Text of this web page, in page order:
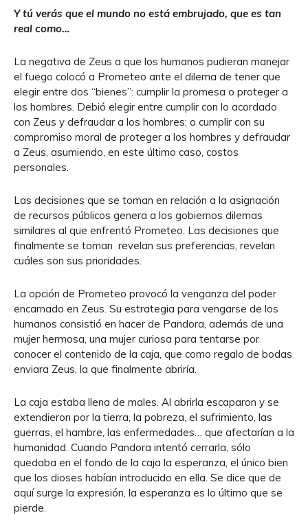
Y tú verás que el mundo no está embrujado, que es tan
real como…
La negativa de Zeus a que los humanos pudieran manejar
el fuego colocó a Prometeo ante el dilema de tener que
elegir entre dos “bienes”: cumplir la promesa o proteger a
los hombres. Debió elegir entre cumplir con lo acordado
con Zeus y defraudar a los hombres; o cumplir con su
compromiso moral de proteger a los hombres y defraudar
a Zeus, asumiendo, en este último caso, costos
personales.
Las decisiones que se toman en relación a la asignación
de recursos públicos genera a los gobiernos dilemas
similares al que enfrentó Prometeo. Las decisiones que
finalmente se toman revelan sus preferencias, revelan
cuáles son sus prioridades.
La opción de Prometeo provocó la venganza del poder
encarnado en Zeus. Su estrategia para vengarse de los
humanos consistió en hacer de Pandora, además de una
mujer hermosa, una mujer curiosa para tentarse por
conocer el contenido de la caja, que como regalo de bodas
enviara Zeus, la que finalmente abriría.
La caja estaba llena de males. Al abrirla escaparon y se
extendieron por la tierra, la pobreza, el sufrimiento, las
guerras, el hambre, las enfermedades… que afectarían a la
humanidad. Cuando Pandora intentó cerrarla, sólo
quedaba en el fondo de la caja la esperanza, el único bien
que los dioses habían introducido en ella. Se dice que de
aquí surge la expresión, la esperanza es lo último que se
pierde.